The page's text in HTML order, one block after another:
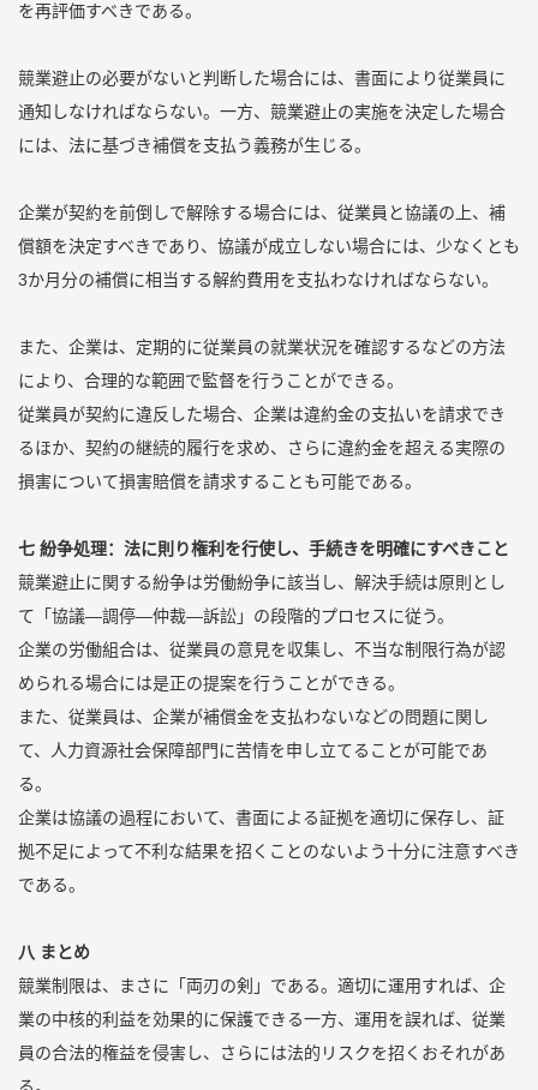
を再評価すべきである。
競業避止の必要がないと判断した場合には、書面により従業員に
通知しなければならない。一方、競業避止の実施を決定した場合
には、法に基づき補償を支払う義務が生じる。
企業が契約を前倒しで解除する場合には、従業員と協議の上、補
償額を決定すべきであり、協議が成立しない場合には、少なくとも
3か月分の補償に相当する解約費用を支払わなければならない。
また、企業は、定期的に従業員の就業状況を確認するなどの方法
により、合理的な範囲で監督を行うことができる。
従業員が契約に違反した場合、企業は違約金の支払いを請求でき
るほか、契約の継続的履行を求め、さらに違約金を超える実際の
損害について損害賠償を請求することも可能である。
七 紛争処理：法に則り権利を行使し、手続きを明確にすべきこと
競業避止に関する紛争は労働紛争に該当し、解決手続は原則とし
て「協議―調停―仲裁―訴訟」の段階的プロセスに従う。
企業の労働組合は、従業員の意見を収集し、不当な制限行為が認
められる場合には是正の提案を行うことができる。
また、従業員は、企業が補償金を支払わないなどの問題に関し
て、人力資源社会保障部門に苦情を申し立てることが可能であ
る。
企業は協議の過程において、書面による証拠を適切に保存し、証
拠不足によって不利な結果を招くことのないよう十分に注意すべき
である。
八 まとめ
競業制限は、まさに「両刃の剣」である。適切に運用すれば、企
業の中核的利益を効果的に保護できる一方、運用を誤れば、従業
員の合法的権益を侵害し、さらには法的リスクを招くおそれがあ